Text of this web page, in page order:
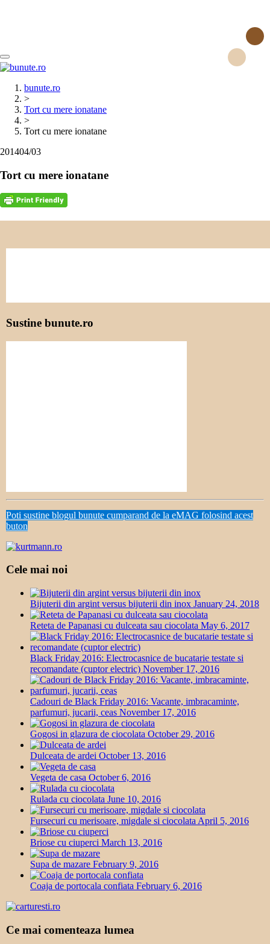
Search
bunute.ro
>
Tort cu mere ionatane
>
Tort cu mere ionatane
201404/03
Tort cu mere ionatane
Sustine bunute.ro
Poti sustine blogul bunute cumparand de la eMAG folosind acest
buton
Cele mai noi
Bijuterii din argint versus bijuterii din inox January 24, 2018
Reteta de Papanasi cu dulceata sau ciocolata May 6, 2017
Black Friday 2016: Electrocasnice de bucatarie testate si
recomandate (cuptor electric) November 17, 2016
Cadouri de Black Friday 2016: Vacante, imbracaminte,
parfumuri, jucarii, ceas November 17, 2016
Gogosi in glazura de ciocolata October 29, 2016
Dulceata de ardei October 13, 2016
Vegeta de casa October 6, 2016
Rulada cu ciocolata June 10, 2016
Fursecuri cu merisoare, migdale si ciocolata April 5, 2016
Briose cu ciuperci March 13, 2016
Supa de mazare February 9, 2016
Coaja de portocala confiata February 6, 2016
Ce mai comenteaza lumea